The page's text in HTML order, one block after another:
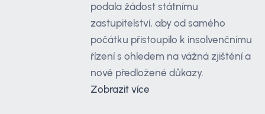
podala žádost státnímu
zastupitelství, aby od samého
počátku přistoupilo k insolvenčnímu
řízení s ohledem na vážná zjištění a
nově předložené důkazy.
Zobrazit více